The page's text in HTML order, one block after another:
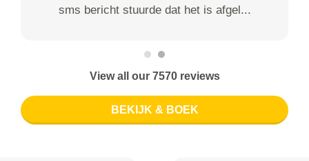
sms bericht stuurde dat het is afgel...
View all our 7570 reviews
BEKIJK & BOEK